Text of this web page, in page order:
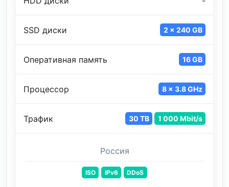
SSD диски 2 x 240 GB
Оперативная память 16 GB
Процессор 8 x 3.8 GHz
Трафик 30 TB 1 000 Mbit/s
Россия
ISO IPv6 DDoS